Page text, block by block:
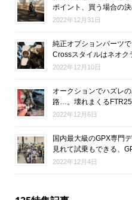
ポイント、買う場合の決
2022年12月31日
純正オプションパーツ
Crossスタイルはネオク
2022年12月10日
オークションでハズレ
路…。壊れまくる
2022年12月6日
国内最大級のGPX専門
見れて試乗もできる、
2022年12月4日